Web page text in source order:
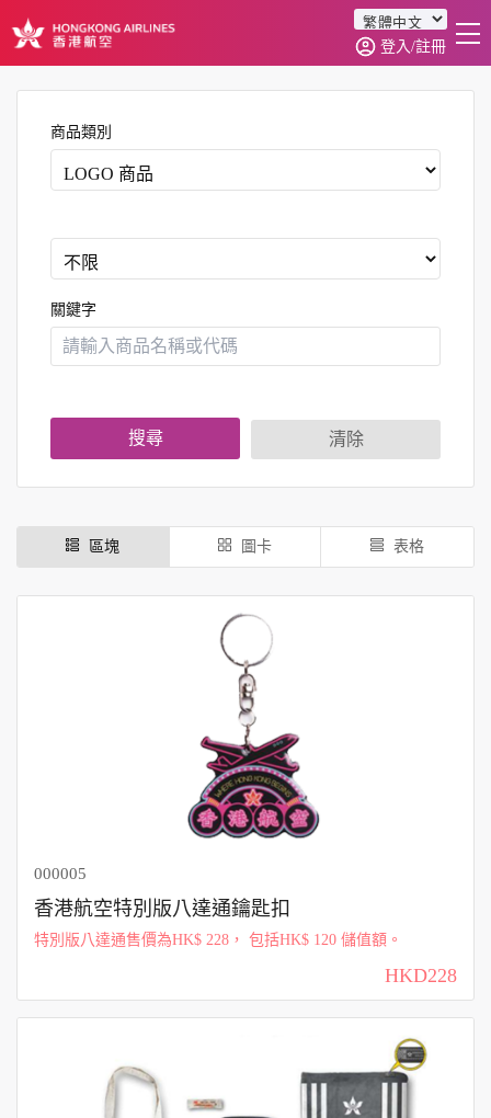
首頁
商品分類
訂單查詢
登入/註冊
商品類別
關鍵字
搜尋 清除
區塊 圖卡 表格
000005
香港航空特別版八達通鑰匙扣
特別版八達通售價為HK$ 228， 包括HK$ 120 儲值額。
HKD228